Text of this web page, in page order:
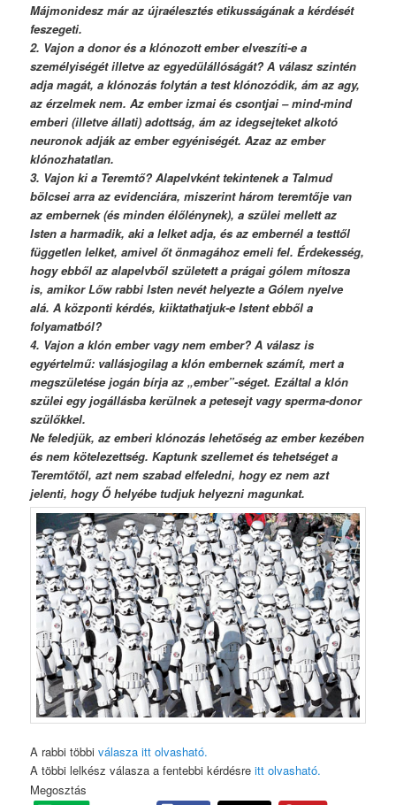
Májmonidesz már az újraélesztés etikusságának a kérdését
feszegeti.
2. Vajon a donor és a klónozott ember elveszíti-e a
személyiségét illetve az egyedülállóságát? A válasz szintén
adja magát, a klónozás folytán a test klónozódik, ám az agy,
az érzelmek nem. Az ember izmai és csontjai – mind-mind
emberi (illetve állati) adottság, ám az idegsejteket alkotó
neuronok adják az ember egyéniségét. Azaz az ember
klónozhatatlan.
3. Vajon ki a Teremtő? Alapelvként tekintenek a Talmud
bölcsei arra az evidenciára, miszerint három teremtője van
az embernek (és minden élőlénynek), a szülei mellett az
Isten a harmadik, aki a lelket adja, és az embernél a testtől
független lelket, amivel őt önmagához emeli fel. Érdekesség,
hogy ebből az alapelvből született a prágai gólem mítosza
is, amikor Lőw rabbi Isten nevét helyezte a Gólem nyelve
alá. A központi kérdés, kiiktathatjuk-e Istent ebből a
folyamatból?
4. Vajon a klón ember vagy nem ember? A válasz is
egyértelmű: vallásjogilag a klón embernek számít, mert a
megszületése jogán bírja az „ember”-séget. Ezáltal a klón
szülei egy jogállásba kerülnek a petesejt vagy sperma-donor
szülőkkel.
Ne feledjük, az emberi klónozás lehetőség az ember kezében
és nem kötelezettség. Kaptunk szellemet és tehetséget a
Teremtőtől, azt nem szabad elfeledni, hogy ez nem azt
jelenti, hogy Ő helyébe tudjuk helyezni magunkat.
A rabbi többiválasza itt olvasható.
A többi lelkész válasza a fentebbi kérdésre itt olvasható.
Megosztás